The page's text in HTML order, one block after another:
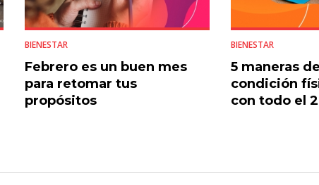
BIENESTAR
Febrero es un buen mes
para retomar tus
propósitos
BIENESTAR
5 maneras
condición
con todo el